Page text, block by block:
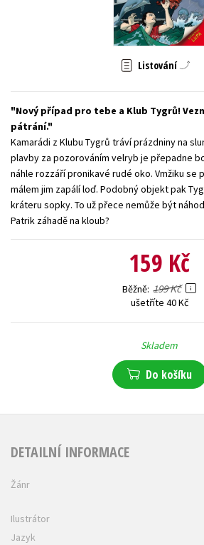
Zahraniční literatura
Listování
Nový případ pro tebe a Klub Tygrů!
pátrání.
Kamarádi z Klubu Tygrů tráví prázdniny na
plavby za pozorováním velryb je přepadne
náhle rozzáří pronikavé rudé oko. Vmžiku se
málem jim zapálí loď. Podobný objekt pak
kráteru sopky. To už přece nemůže být
Patrik záhadě na kloub?
159 Kč
Běžně 199 Kč
ušetříte 40 Kč
Skladem
Do košíku
DETAILNÍ INFORMACE
Žánr
Ilustrátor
Jazyk